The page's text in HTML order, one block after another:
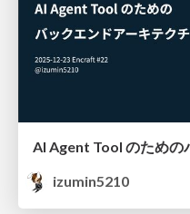
izumin5210